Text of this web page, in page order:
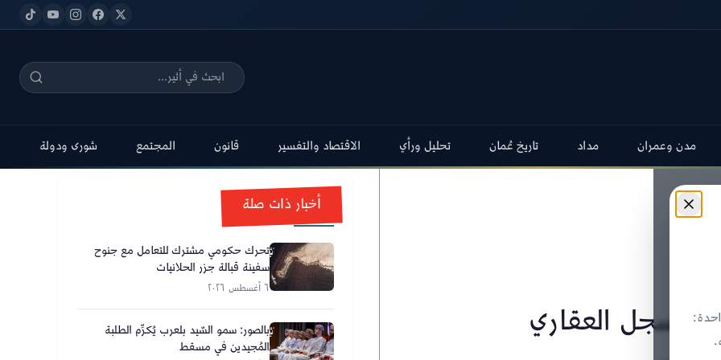
مدن وعمران مداد تاريخ عُمان تحليل ورأي الاقتصاد والتفسير قانون المجتمع شورى ودولة
السجل العقاري
أخبار ذات صلة
تحرك حكومي مشترك للتعامل مع جنوح
سفينة قبالة جزر الحلانيات
٦ أغسطس ٢٠٢٦
بالصور: سمو السّيد بلعرب يُكرِّم الطلبة
المُجيدين في مسقط